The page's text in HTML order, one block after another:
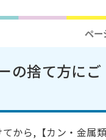
ペ
の捨て方にご
から,【カン・金属